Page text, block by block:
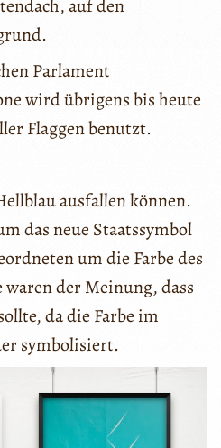
auf den
Parlament
wird übrigens bis heute
Flaggen benutzt.
ausfallen können.
das neue Staatssymbol
um die Farbe des
der Meinung, dass
da die Farbe im
symbolisiert.